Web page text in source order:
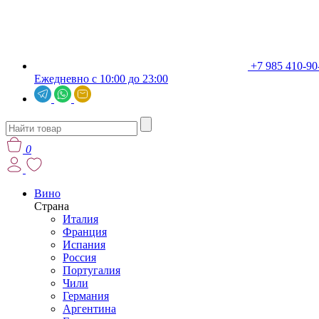
+7 985 410-
Ежедневно с 10:00 до 23:00
0
Вино
Страна
Италия
Франция
Испания
Россия
Португалия
Чили
Германия
Аргентина